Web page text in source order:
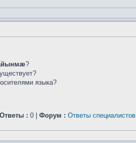
?
языка?
Ответы : 0 | Форум : Ответы специалистов